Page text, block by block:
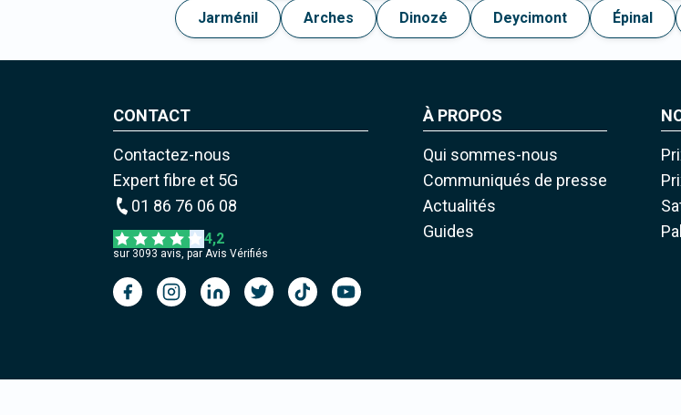
Jarménil Arches Dinozé Deycimont Épinal
CONTACT
Contactez-nous
Expert fibre et 5G
01 86 76 06 08
4,2
sur 3093 avis, par Avis Vérifiés
À PROPOS
Qui sommes-nous
Communiqués de presse
Actualités
Guides